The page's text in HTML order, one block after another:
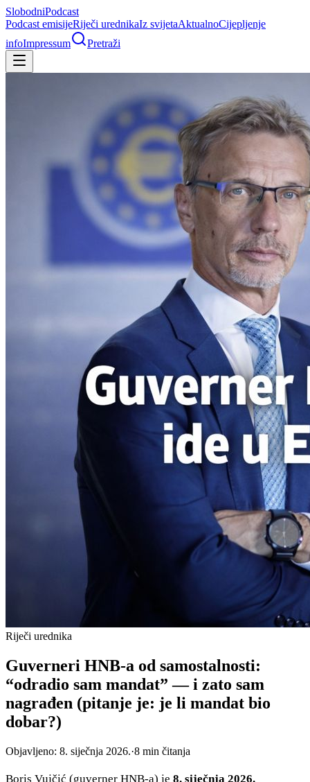
SlobodniPodcast
Podcast emisijeRiječi urednikaIz svijetaAktualnoCijepljenje
infoImpressum Pretraži
Riječi urednika
Guverneri HNB-a od samostalnosti:
“odradio sam mandat” — i zato sam
nagrađen (pitanje je: je li mandat bio
dobar?)
Objavljeno: 8. siječnja 2026.·8 min čitanja
Boris Vujčić (guverner HNB-a) je 8. siječnja 2026.